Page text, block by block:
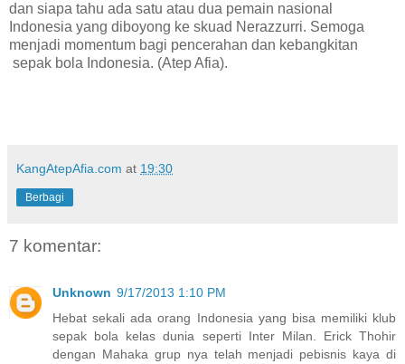
dan siapa tahu ada satu atau dua pemain nasional
Indonesia yang diboyong ke skuad Nerazzurri. Semoga
menjadi momentum bagi pencerahan dan kebangkitan
sepak bola Indonesia. (Atep Afia).
KangAtepAfia.com at 19:30
Berbagi
7 komentar:
Unknown 9/17/2013 1:10 PM
Hebat sekali ada orang Indonesia yang bisa memiliki klub
sepak bola kelas dunia seperti Inter Milan. Erick Thohir
dengan Mahaka grup nya telah menjadi pebisnis kaya di